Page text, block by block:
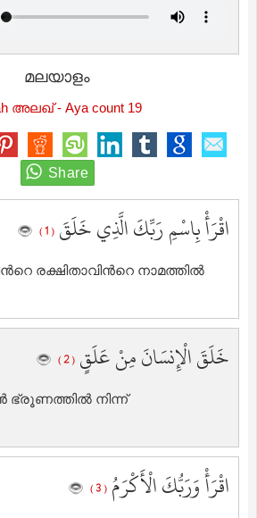
മലയാളം
അലഖ് - Aya count 19
اقْرَأْ بِاسْمِ رَبِّكَ الَّذِي خَلَقَ ( 1 )
രക്ഷിതാവിന്‍റെ നാമത്തില്‍
خَلَقَ الْإِنسَانَ مِنْ عَلَقٍ ( 2 )
നിന്ന്
اقْرَأْ وَرَبُّكَ الْأَكْرَمُ ( 3 )